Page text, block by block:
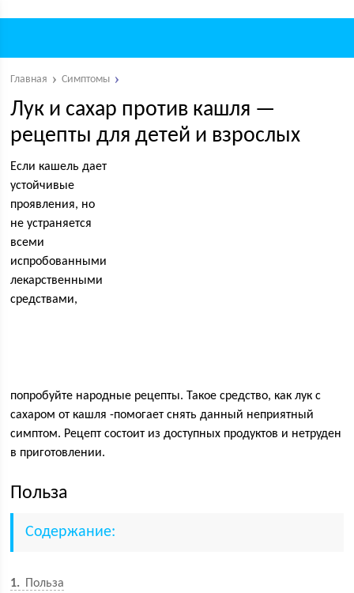
Главная Симптомы
Лук и сахар против кашля —
рецепты для детей и взрослых
Если кашель дает
устойчивые
проявления, но
не устраняется
всеми
испробованными
лекарственными
средствами,
попробуйте народные рецепты. Такое средство, как лук с
сахаром от кашля -помогает снять данный неприятный
симптом. Рецепт состоит из доступных продуктов и нетруден
в приготовлении.
Польза
Содержание:
1 Польза